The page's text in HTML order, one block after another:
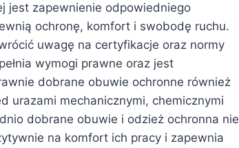
jest zapewnienie odpowiedniego
ochronę, komfort i swobodę ruchu.
uwagę na certyfikacje oraz normy
wymogi prawne oraz jest
dobrane obuwie ochronne również
urazami mechanicznymi, chemicznymi
dobrane obuwie i odzież ochronna nie
na komfort ich pracy i zapewnia